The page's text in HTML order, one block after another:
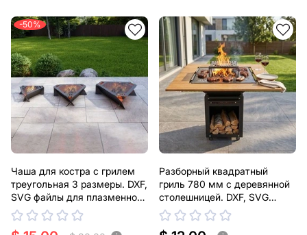
-50%
Чаша для костра с грилем
треугольная 3 размеры. DXF,
SVG файлы для плазменной,
лазерной резки
Разборный квадратный
гриль 780 мм с деревянной
столешницей. DXF, SVG
файлы для плазменной,
лазерной резки